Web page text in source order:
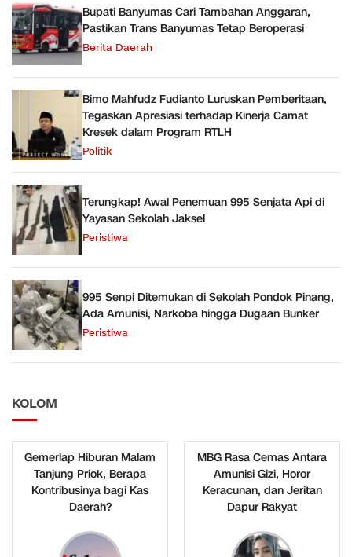
Bupati Banyumas Cari Tambahan Anggaran,
Pastikan Trans Banyumas Tetap Beroperasi
Berita Daerah
Bimo Mahfudz Fudianto Luruskan Pemberitaan,
Tegaskan Apresiasi terhadap Kinerja Camat
Kresek dalam Program RTLH
Politik
Terungkap! Awal Penemuan 995 Senjata Api di
Yayasan Sekolah Jaksel
Peristiwa
995 Senpi Ditemukan di Sekolah Pondok Pinang,
Ada Amunisi, Narkoba hingga Dugaan Bunker
Peristiwa
KOLOM
Gemerlap Hiburan Malam
Tanjung Priok, Berapa
Kontribusinya bagi Kas
Daerah?
MBG Rasa Cemas Antara
Amunisi Gizi, Horor
Keracunan, dan Jeritan
Dapur Rakyat